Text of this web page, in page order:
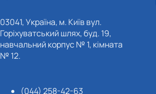
03041, Україна, м. Київ вул.
Горіхуватський шлях, буд. 19,
навчальний корпус № 1, кімната
№ 12.
(044) 258-42-63